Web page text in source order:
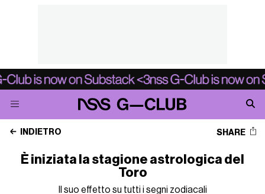
INDIETRO SHARE
È iniziata la stagione astrologica del
Toro
Il suo effetto su tutti i segni zodiacali